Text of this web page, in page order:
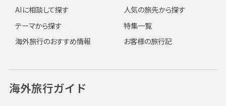
AIに相談して探す
人気の旅先から探す
テーマから探す
特集一覧
海外旅行のおすすめ情報
お客様の旅行記
海外旅行ガイド